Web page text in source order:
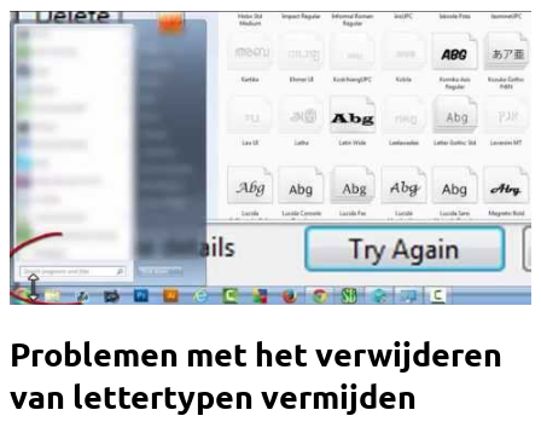
Problemen met het verwijderen
van lettertypen vermijden